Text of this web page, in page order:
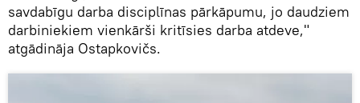
savdabīgu darba disciplīnas pārkāpumu, jo daudziem
darbiniekiem vienkārši kritīsies darba atdeve,"
atgādināja Ostapkovičs.